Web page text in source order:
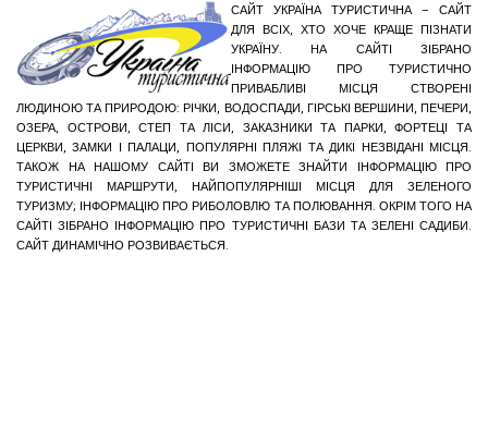
САЙТ УКРАЇНА ТУРИСТИЧНА – САЙТ
ДЛЯ ВСІХ, ХТО ХОЧЕ КРАЩЕ ПІЗНАТИ
УКРАЇНУ. НА САЙТІ ЗІБРАНО
ІНФОРМАЦІЮ ПРО ТУРИСТИЧНО
ПРИВАБЛИВІ МІСЦЯ СТВОРЕНІ
ЛЮДИНОЮ ТА ПРИРОДОЮ: РІЧКИ, ВОДОСПАДИ, ГІРСЬКІ ВЕРШИНИ, ПЕЧЕРИ,
ОЗЕРА, ОСТРОВИ, СТЕП ТА ЛІСИ, ЗАКАЗНИКИ ТА ПАРКИ, ФОРТЕЦІ ТА
ЦЕРКВИ, ЗАМКИ І ПАЛАЦИ, ПОПУЛЯРНІ ПЛЯЖІ ТА ДИКІ НЕЗВІДАНІ МІСЦЯ.
ТАКОЖ НА НАШОМУ САЙТІ ВИ ЗМОЖЕТЕ ЗНАЙТИ ІНФОРМАЦІЮ ПРО
ТУРИСТИЧНІ МАРШРУТИ, НАЙПОПУЛЯРНІШІ МІСЦЯ ДЛЯ ЗЕЛЕНОГО
ТУРИЗМУ; ІНФОРМАЦІЮ ПРО РИБОЛОВЛЮ ТА ПОЛЮВАННЯ. ОКРІМ ТОГО НА
САЙТІ ЗІБРАНО ІНФОРМАЦІЮ ПРО ТУРИСТИЧНІ БАЗИ ТА ЗЕЛЕНІ САДИБИ.
САЙТ ДИНАМІЧНО РОЗВИВАЄТЬСЯ.